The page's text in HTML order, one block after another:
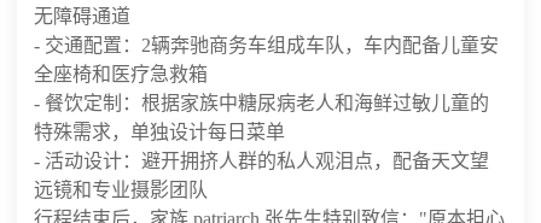
无障碍通道
- 交通配置：2辆奔驰商务车组成车队，车内配备儿童安
全座椅和医疗急救箱
- 餐饮定制：根据家族中糖尿病老人和海鲜过敏儿童的
特殊需求，单独设计每日菜单
- 活动设计：避开拥挤人群的私人观泪点，配备天文望
远镜和专业摄影团队
行程结束后，家族 patriarch 张先生特别致信："原本担心